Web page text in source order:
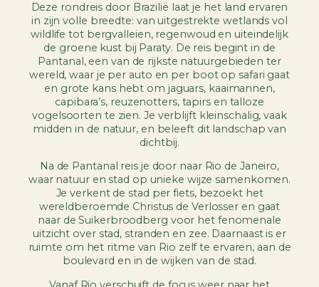
Deze rondreis door Brazilië laat je het land ervaren
in zijn volle breedte: van uitgestrekte wetlands vol
wildlife tot bergvalleien, regenwoud en uiteindelijk
de groene kust bij Paraty. De reis begint in de
Pantanal, een van de rijkste natuurgebieden ter
wereld, waar je per auto en per boot op safari gaat
en grote kans hebt om jaguars, kaaimannen,
capibara’s, reuzenotters, tapirs en talloze
vogelsoorten te zien. Je verblijft kleinschalig, vaak
midden in de natuur, en beleeft dit landschap van
dichtbij.
Na de Pantanal reis je door naar Rio de Janeiro,
waar natuur en stad op unieke wijze samenkomen.
Je verkent de stad per fiets, bezoekt het
wereldberoemde Christus de Verlosser en gaat
naar de Suikerbroodberg voor het fenomenale
uitzicht over stad, stranden en zee. Daarnaast is er
ruimte om het ritme van Rio zelf te ervaren, aan de
boulevard en in de wijken van de stad.